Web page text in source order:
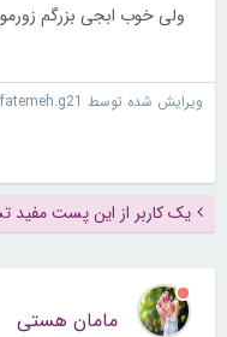
ولی خوب ابجی بزرگم
ویرایش شده توسط fatemeh.g21 در تاریخ ۳/۱۲/۱۳۹۵ ۱۱:۰۱
یک کاربر از این پست
مامان هستی